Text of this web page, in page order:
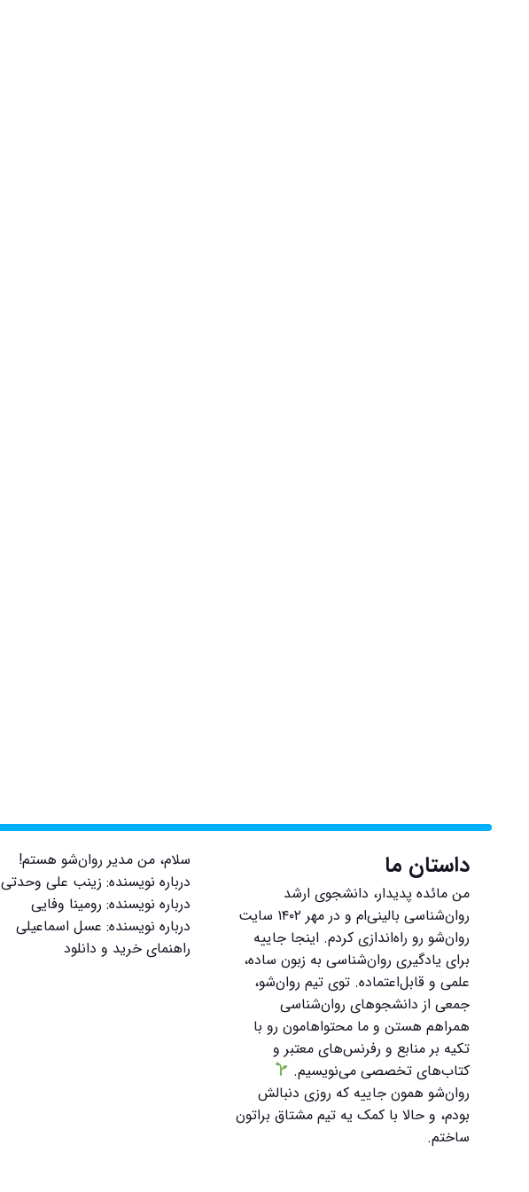
داستان ما
من مائده پدیدار، دانشجوی ارشد
روان‌شناسی بالینی‌ام و در مهر ۱۴۰۲ سایت
روان‌شو رو راه‌اندازی کردم. اینجا جاییه
برای یادگیری روان‌شناسی به زبون ساده،
علمی و قابل‌اعتماده. توی تیم روان‌شو،
جمعی از دانشجوهای روان‌شناسی
همراهم هستن و ما محتواهامون رو با
تکیه بر منابع و رفرنس‌های معتبر و
کتاب‌های تخصصی می‌نویسیم.
روان‌شو همون جاییه که روزی دنبالش
بودم، و حالا با کمک یه تیم مشتاق براتون
ساختم.
سلام، من مدیر روان‌شو هستم!
درباره نویسنده: زینب علی وحدتی
درباره نویسنده: رومینا وفایی
درباره نویسنده: عسل اسماعیلی
راهنمای خرید و دانلود